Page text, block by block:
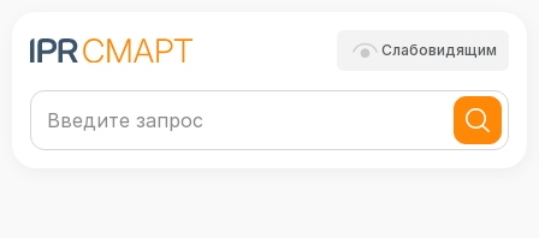
Слабовидящим